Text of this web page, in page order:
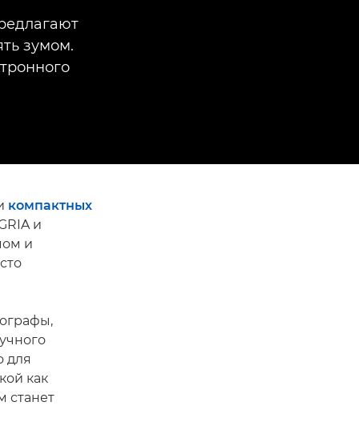
зумом.
компактных
и
и
для
как
станет